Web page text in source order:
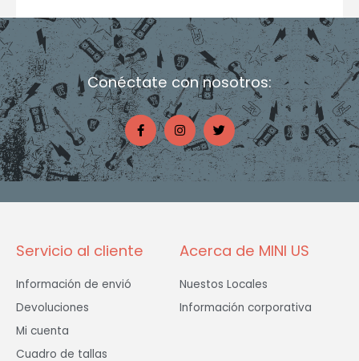
Conéctate con nosotros:
F
a
c
e
b
o
o
I
n
s
t
a
g
r
T
w
i
t
t
e
Servicio al cliente
Información de envió
Devoluciones
Mi cuenta
Cuadro de tallas
Acerca de MINI US
Nuestos Locales
Información corporativa